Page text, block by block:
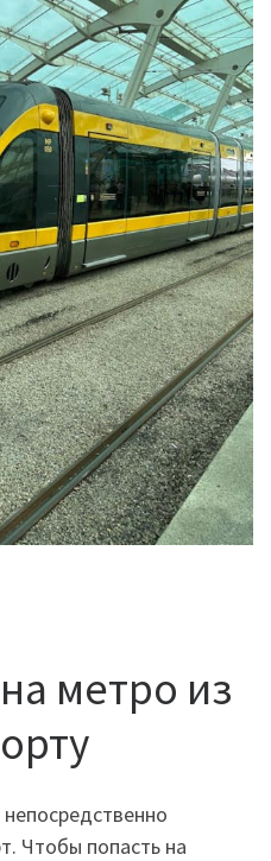
метро из
Чтобы попасть на